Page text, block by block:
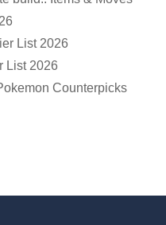
List 2026
List 2026
Counterpicks